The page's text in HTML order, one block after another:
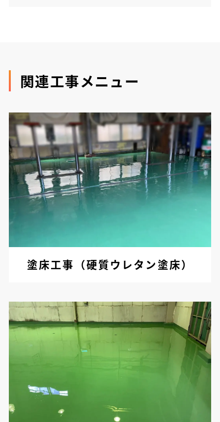
関連工事メニュー
塗床工事（硬質ウレタン塗床）